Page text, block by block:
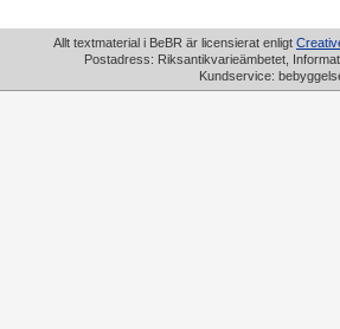
Allt textmaterial i BeBR är licensierat enligt
Postadress: Riksantikvarieämbetet,
Kundservice: